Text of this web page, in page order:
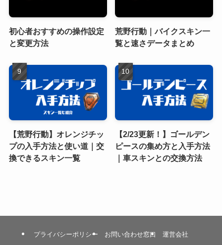
初心者おすすめの操作設定
と変更方法
荒野行動｜バイクスキン一
覧と速さデータまとめ
【荒野行動】オレンジチッ
プの入手方法と使い道｜交
換できるスキン一覧
【2/23更新！】ゴールデン
ピースの集め方と入手方法
｜車スキンとの交換方法
プライバシーポリシー お問い合わせ窓口 運営会社